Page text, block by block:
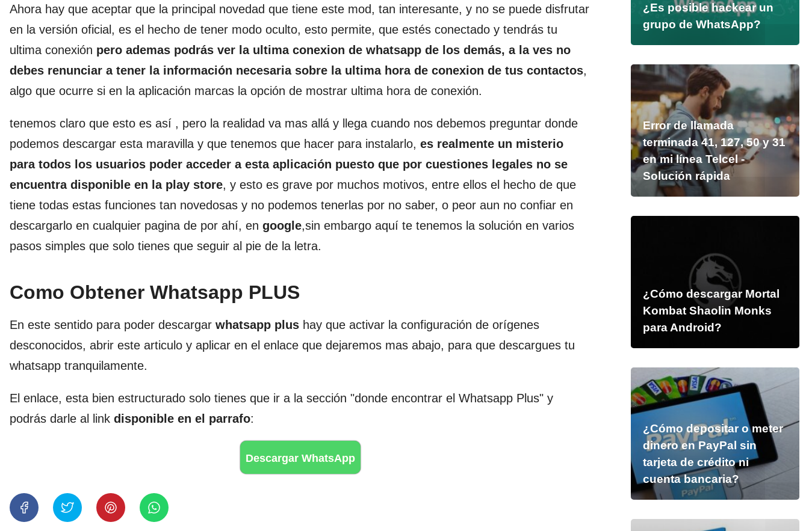
Ahora hay que aceptar que la principal novedad que tiene este mod, tan interesante, y no se puede disfrutar
en la versión oficial, es el hecho de tener modo oculto, esto permite, que estés conectado y tendrás tu
ultima conexión pero ademas podrás ver la ultima conexion de whatsapp de los demás, a la ves no
debes renunciar a tener la información necesaria sobre la ultima hora de conexion de tus contactos,
algo que ocurre si en la aplicación marcas la opción de mostrar ultima hora de conexión.
tenemos claro que esto es así , pero la realidad va mas allá y llega cuando nos debemos preguntar donde
podemos descargar esta maravilla y que tenemos que hacer para instalarlo, es realmente un misterio
para todos los usuarios poder acceder a esta aplicación puesto que por cuestiones legales no se
encuentra disponible en la play store, y esto es grave por muchos motivos, entre ellos el hecho de que
tiene todas estas funciones tan novedosas y no podemos tenerlas por no saber, o peor aun no confiar en
descargarlo en cualquier pagina de por ahí, en google,sin embargo aquí te tenemos la solución en varios
pasos simples que solo tienes que seguir al pie de la letra.
Como Obtener Whatsapp PLUS
En este sentido para poder descargar whatsapp plus hay que activar la configuración de orígenes
desconocidos, abrir este articulo y aplicar en el enlace que dejaremos mas abajo, para que descargues tu
whatsapp tranquilamente.
El enlace, esta bien estructurado solo tienes que ir a la sección "donde encontrar el Whatsapp Plus" y
podrás darle al link disponible en el parrafo:
Descargar WhatsApp
¿Es posible hackear un
grupo de WhatsApp?
Error de llamada
terminada 41, 127, 50 y 31
en mi línea Telcel -
Solución rápida
¿Cómo descargar Mortal
Kombat Shaolin Monks
para Android?
¿Cómo depositar o meter
dinero en PayPal sin
tarjeta de crédito ni
cuenta bancaria?